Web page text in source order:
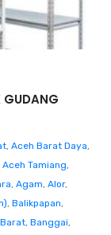
GUDANG
, Aceh Barat Daya,
Aceh Tamiang,
, Agam, Alor,
, Balikpapan,
, Banggai,